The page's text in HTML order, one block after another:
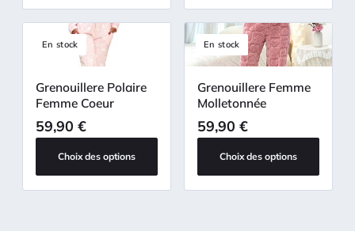
En stock
Grenouillere Polaire
Femme Coeur
59,90 €
Choix des options
En stock
Grenouillere Femme
Molletonnée
59,90 €
Choix des options